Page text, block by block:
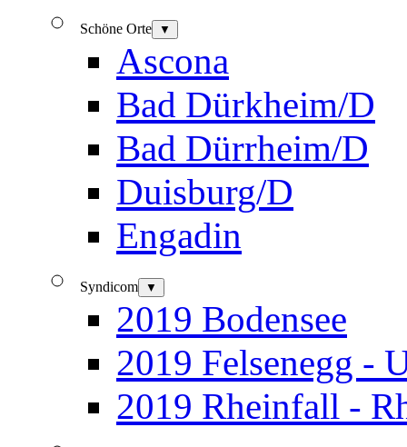
Schöne Orte ▼
Ascona
Bad Dürkheim/D
Bad Dürrheim/D
Duisburg/D
Engadin
Syndicom ▼
2019 Bodensee
2019 Felsenegg -
2019 Rheinfall -